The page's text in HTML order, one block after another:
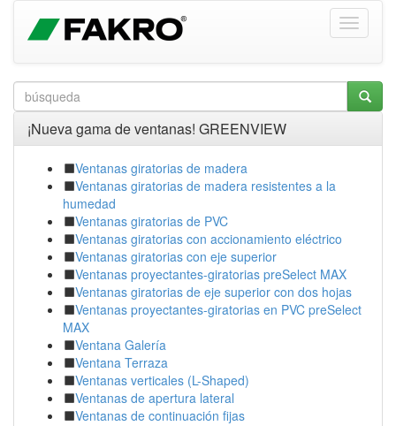
¡Nueva gama de ventanas! GREENVIEW
Ventanas giratorias de madera
Ventanas giratorias de madera resistentes a la
humedad
Ventanas giratorias de PVC
Ventanas giratorias con accionamiento eléctrico
Ventanas giratorias con eje superior
Ventanas proyectantes-giratorias preSelect MAX
Ventanas giratorias de eje superior con dos hojas
Ventanas proyectantes-giratorias en PVC preSelect
MAX
Ventana Galería
Ventana Terraza
Ventanas verticales (L-Shaped)
Ventanas de apertura lateral
Ventanas de continuación fijas